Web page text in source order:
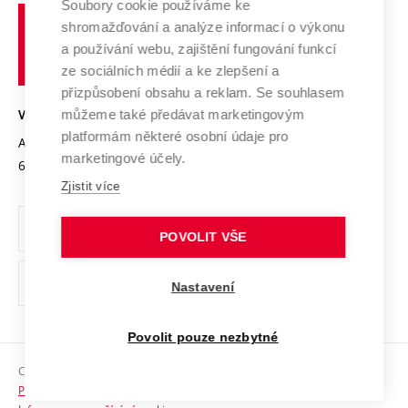
Výzkumné infrastruktury
Transfer znalostí
Open Science
Projekty
Projekty ze strukturálních fondů
Specifický výzkum
Spolupráce se školami
Mezinárodní dohody
Univerzitní sítě
Udržitelná univerzita
Podnikavá univerzita / ContriBUTe
Bezpečná univerzita
Vyznamenání
Organizační struktura
Ochrana osobních údajů
odkaz)
Sociální bezpečí
HR Award
učení
technické
Brně
VYSOKÉ UČENÍ TECHNICKÉ V BRNĚ
Antonínská 548/1
602 00 Brno
www.vut.cz
vut@vutbr.cz
Copyright © 2026 VUT
Prohlášení o přístupnosti
Soubory cookie používáme ke
shromažďování a analýze informací o výkonu
a používání webu, zajištění fungování funkcí
ze sociálních médií a ke zlepšení a
přizpůsobení obsahu a reklam. Se souhlasem
můžeme také předávat marketingovým
platformám některé osobní údaje pro
marketingové účely.
Zjistit více
POVOLIT VŠE
Nastavení
Povolit pouze nezbytné